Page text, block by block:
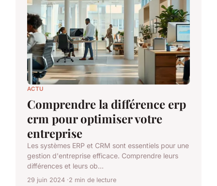
ACTU
Comprendre la différence erp
crm pour optimiser votre
entreprise
Les systèmes ERP et CRM sont essentiels pour une
gestion d'entreprise efficace. Comprendre leurs
différences et leurs ob...
29 juin 2024 2 min de lecture